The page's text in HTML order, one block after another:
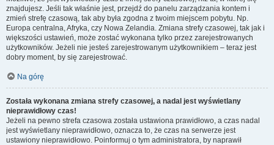
znajdujesz. Jeśli tak właśnie jest, przejdź do panelu zarządzania kontem i
zmień strefę czasową, tak aby była zgodna z twoim miejscem pobytu. Np.
Europa centralna, Afryka, czy Nowa Zelandia. Zmiana strefy czasowej, tak jak i
większości ustawień, może zostać wykonana tylko przez zarejestrowanych
użytkowników. Jeżeli nie jesteś zarejestrowanym użytkownikiem – teraz jest
dobry moment, by się zarejestrować.
Na górę
Została wykonana zmiana strefy czasowej, a nadal jest wyświetlany
nieprawidłowy czas!
Jeżeli na pewno strefa czasowa została ustawiona prawidłowo, a czas nadal
jest wyświetlany nieprawidłowo, oznacza to, że czas na serwerze jest
ustawiony nieprawidłowo. Poinformuj o tym administratora, by naprawił